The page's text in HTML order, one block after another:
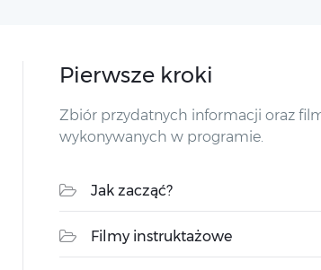
Pierwsze kroki
Zbiór przydatnych informacji oraz
wykonywanych w programie.
Jak zacząć?
Filmy instruktażowe